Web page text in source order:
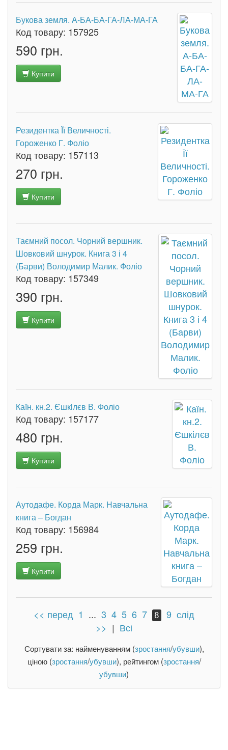
Букова земля. А-БА-БА-ГА-ЛА-МА-ГА
Код товару: 157925
590 грн.
Купити
Резидентка Її Величності.
Гороженко Г. Фоліо
Код товару: 157113
270 грн.
Купити
Таємний посол. Чорний вершник.
Шовковий шнурок. Книга 3 і 4
(Барви) Володимир Малик. Фоліо
Код товару: 157349
390 грн.
Купити
Каїн. кн.2. Єшкiлєв В. Фоліо
Код товару: 157177
480 грн.
Купити
Аутодафе. Корда Марк. Навчальна
книга – Богдан
Код товару: 156984
259 грн.
Купити
<< перед 1 ... 3 4 5 6 7 8 9 слід
>> | Всі
Сортувати за: найменуванням (зростання/убувши),
ціною (зростання/убувши), рейтингом (зростання/
убувши)